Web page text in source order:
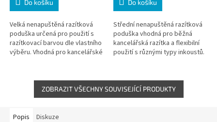
Do košíku
Velká nenapuštěná razítková
poduška určená pro použití s
razítkovací barvou dle vlastního
výběru. Vhodná pro kancelářské
Do košíku
Střední nenapuštěná razítková
poduška vhodná pro běžná
kancelářská razítka a flexibilní
použití s různými typy inkoustů.
ZOBRAZIT VŠECHNY SOUVISEJÍCÍ PRODUKTY
Popis Diskuze